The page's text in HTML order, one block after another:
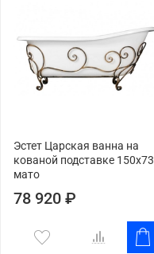
Эстет Царская ванна на
кованой подставке 150х73
мато
78 920 ₽